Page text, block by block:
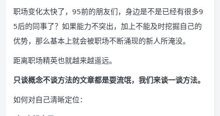
职场变化太快了，95前的朋友们，身边是不是已经有很多9
5后的同事了？如果能力不突出，加上不能及时挖掘自己的
优势，那么基本上就会被职场不断涌现的新人所淹没。
距离职场精英也就越来越遥远。
只谈概念不谈方法的文章都是耍流氓，我们来谈一谈方法。
如何对自己清晰定位：